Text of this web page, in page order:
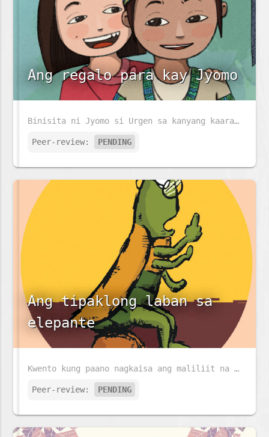
Ang regalo para kay Jyomo
Binisita ni Jyomo si Urgen sa kanyang kaarawan. Siya ay nabighani sa bagay na nasa dingding. Malalaman kaya niya kung anu ito?
Peer-review: PENDING
Ang tipaklong laban sa
elepante
Kwento kung paano nagkaisa ang maliliit na tipaklong upang makipaglaban at manalo laban sa isang malaking elepante.
Peer-review: PENDING